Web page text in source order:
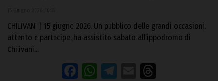
CHILIVANI | 15 giugno 2026. Un pubblico delle grandi occasioni,
attento e partecipe, ha assistito sabato all’ippodromo di
Chilivani…
Facebook
WhatsApp
Telegram
Email